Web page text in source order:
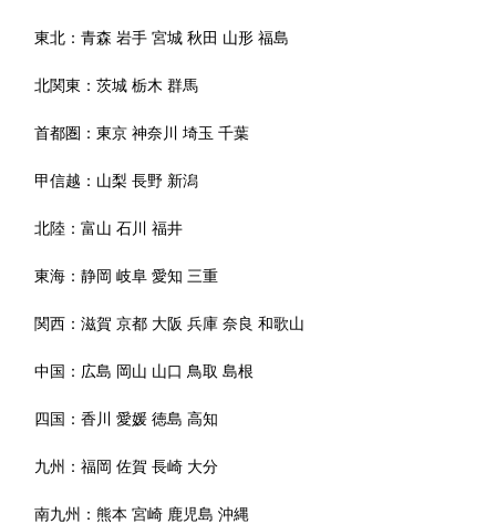
東北：青森 岩手 宮城 秋田 山形 福島
北関東：茨城 栃木 群馬
首都圏：東京 神奈川 埼玉 千葉
甲信越： 山梨 長野 新潟
北陸：富山 石川 福井
東海：静岡 岐阜 愛知 三重
関西：滋賀 京都 大阪 兵庫 奈良 和歌山
中国： 広島 岡山 山口 鳥取 島根
四国：香川 愛媛 徳島 高知
九州：福岡 佐賀 長崎 大分
南九州：熊本 宮崎 鹿児島 沖縄